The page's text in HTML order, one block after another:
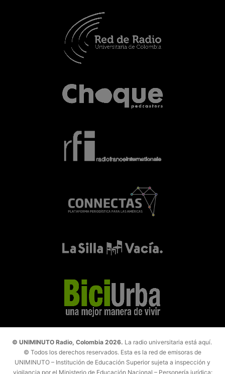
© UNIMINUTO Radio, Colombia 2026. La radio universitaria está aquí.
© Todos los derechos reservados. Esta es la red de emisoras de
UNIMINUTO – Institución de Educación Superior sujeta a inspección y
vigilancia por el Ministerio de Educación Nacional – Personería jurídica: